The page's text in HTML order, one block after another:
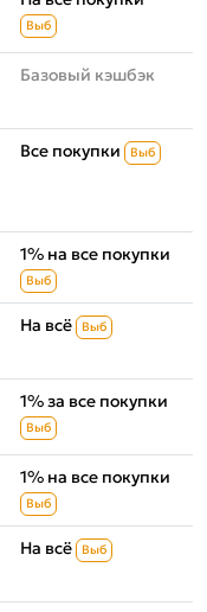
Выб
Базовый кэшбэк
Все покупки Выб
1% на все покупки
Выб
На всё Выб
1% за все покупки
Выб
1% на все покупки
Выб
На всё Выб